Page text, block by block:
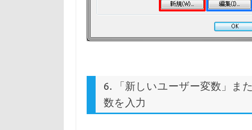
6. 「新しいユーザー変数」ま
数を入力